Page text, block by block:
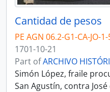
Cantidad de pesos
PE AGN 06.2-G1-CA-JO-
1701-10-21
Part ofARCHIVO
Simón López, fraile
San Agustín, contra